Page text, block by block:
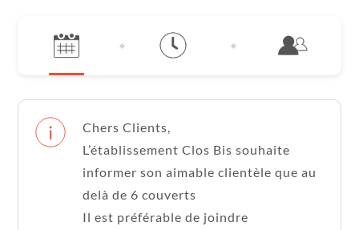
Chers Clients,
L’établissement Clos Bis souhaite
informer son aimable clientèle que au
delà de 6 couverts
Il est préférable de joindre